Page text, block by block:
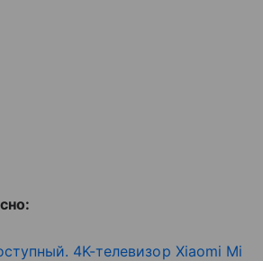
4K-телевизор Xiaomi Mi